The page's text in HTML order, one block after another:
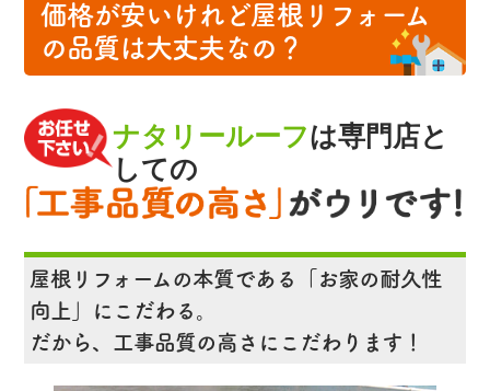
価格が安いけれど屋根リフォーム
の品質は大丈夫なの？
ナタリールーフは専門店と
しての
屋根リフォームの本質である「お家の耐久性
向上」にこだわる。
だから、工事品質の高さにこだわります！